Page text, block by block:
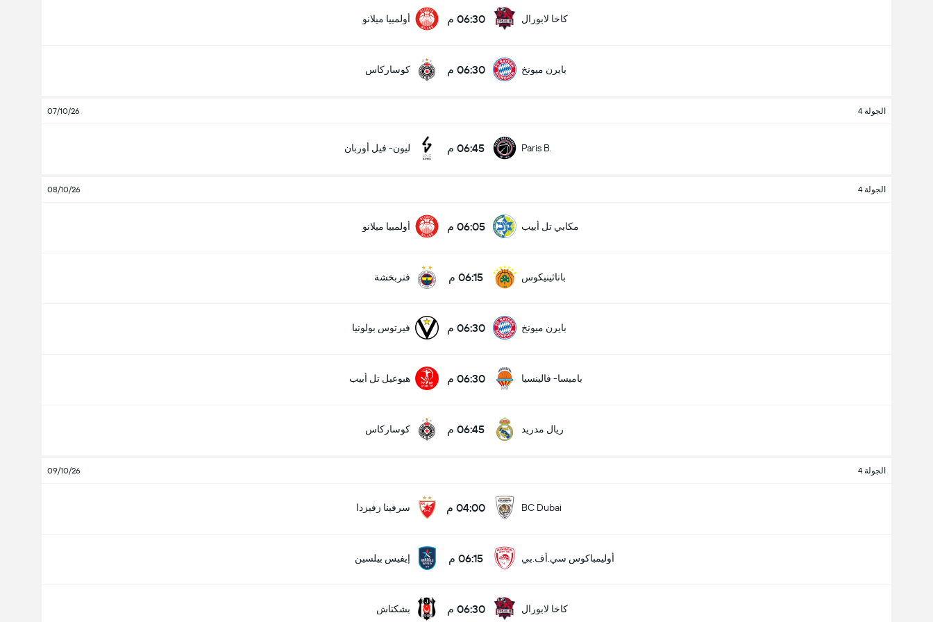
كاخا لابورال 06:30 م أولمبيا ميلانو
بايرن ميونخ 06:30 م كوساركاس
الجولة 4 07/10/26
Paris B. 06:45 م ليون- فيل أوربان
الجولة 4 08/10/26
مكابي تل أبيب 06:05 م أولمبيا ميلانو
باناثينيكوس 06:15 م فنربخشة
بايرن ميونخ 06:30 م فيرتوس بولونيا
باميسا- فالينسيا 06:30 م هبوعيل تل أبيب
ريال مدريد 06:45 م كوساركاس
الجولة 4 09/10/26
BC Dubai 04:00 م سرفينا زفيزدا
أوليمباكوس سي.أف.بي 06:15 م إيفيس بيلسين
كاخا لابورال 06:30 م بشكتاش